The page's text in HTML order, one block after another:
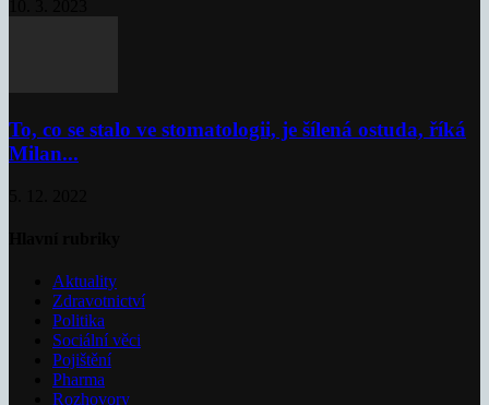
To, co se stalo ve stomatologii, je šílená ostuda, říká
Milan...
Aktuality
Zdravotnictví
Politika
Sociální věci
Pojištění
Pharma
Rozhovory